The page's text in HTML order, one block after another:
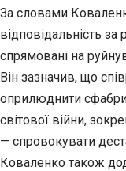
За словами
відповідальність за
спрямовані на
Він зазначив, що
оприлюднити
світової війни,
— спровокувати
Коваленко також